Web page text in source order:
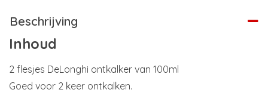
Beschrijving
Inhoud
2 flesjes DeLonghi ontkalker van 100ml
Goed voor 2 keer ontkalken.